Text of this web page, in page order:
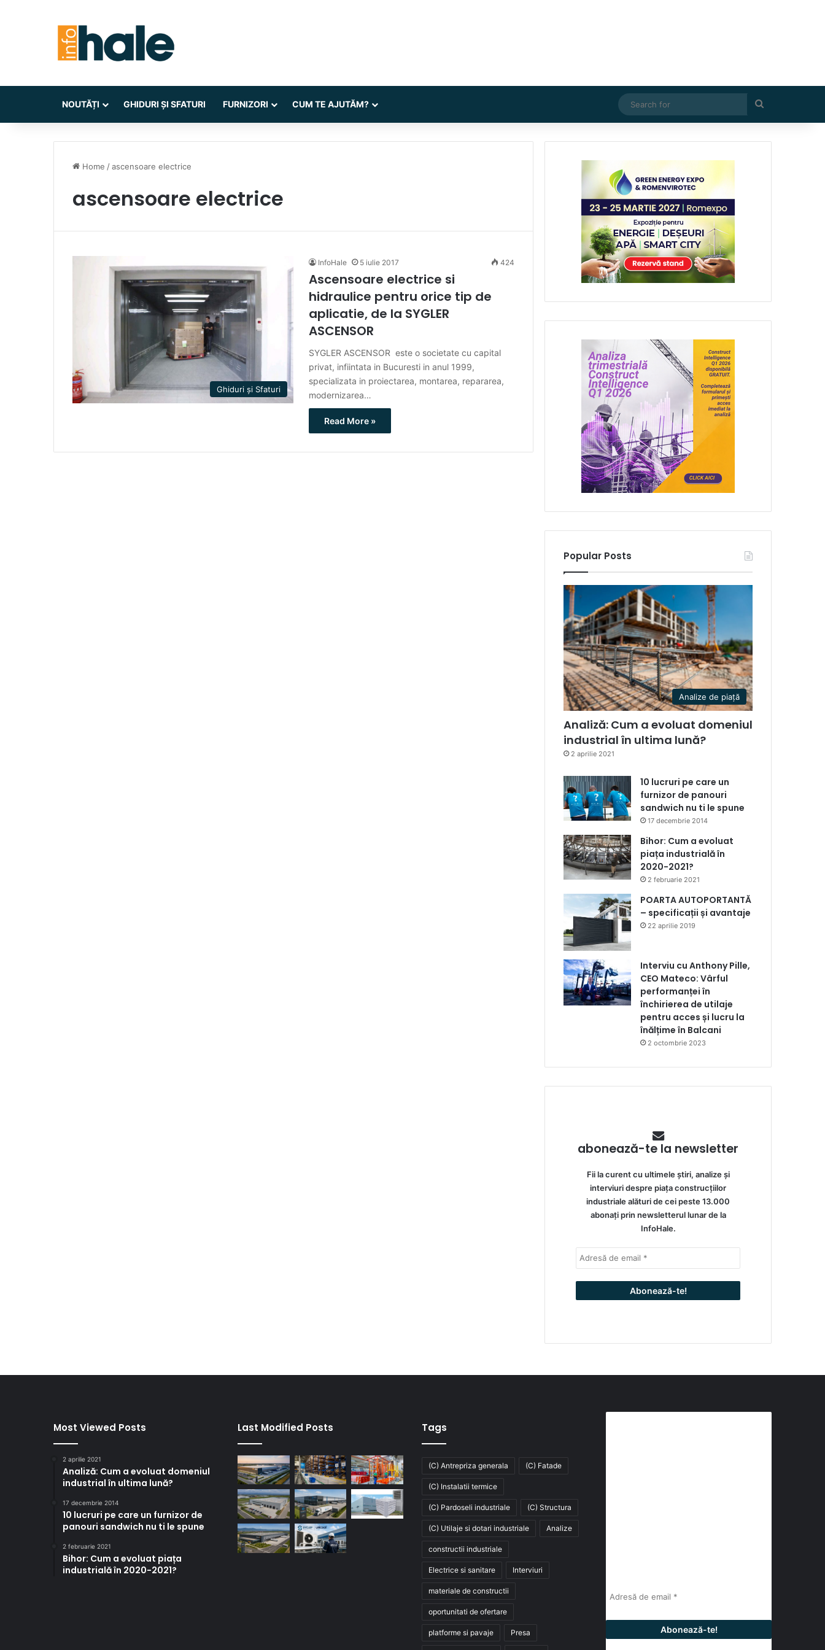
NOUTĂȚI GHIDURI ȘI SFATURI FURNIZORI CUM TE AJUTĂM?
for
Home /ascensoare electrice
ascensoare electrice
Ghiduri și Sfaturi
InfoHale 5 iulie 2017 424
Ascensoare electrice si
hidraulice pentru orice tip de
aplicatie, de la SYGLER
ASCENSOR
SYGLER ASCENSOR este o societate cu capital
privat, infiintata in Bucuresti in anul 1999,
specializata in proiectarea, montarea, repararea,
modernizarea…
Read More »
Popular Posts
Analize de piață
Analiză: Cum a evoluat domeniul
industrial în ultima lună?
2 aprilie 2021
10 lucruri pe care un
furnizor de panouri
sandwich nu ti le spune
17 decembrie 2014
Bihor: Cum a evoluat
piața industrială în
2020-2021?
2 februarie 2021
POARTA AUTOPORTANTĂ
– specificații și avantaje
22 aprilie 2019
Interviu cu Anthony Pille,
CEO Mateco: Vârful
performanței în
închirierea de utilaje
pentru acces și lucru la
înălțime în Balcani
2 octombrie 2023
abonează-te la newsletter
Fii la curent cu ultimele știri, analize și
interviuri despre piața construcțiilor
industriale alături de cei peste 13.000
abonați prin newsletterul lunar de la
InfoHale.
Most Viewed Posts
2 aprilie 2021
Analiză: Cum a evoluat domeniul
industrial în ultima lună?
17 decembrie 2014
10 lucruri pe care un furnizor de
panouri sandwich nu ti le spune
2 februarie 2021
Bihor: Cum a evoluat piața
industrială în 2020-2021?
Last Modified Posts Tags
(C) Antrepriza generala (C) Fatade
(C) Instalatii termice
(C) Pardoseli industriale (C) Structura
(C) Utilaje si dotari industriale Analize
constructii industriale
Electrice si sanitare Interviuri
materiale de constructii
oportunitati de ofertare
platforme si pavaje Presa